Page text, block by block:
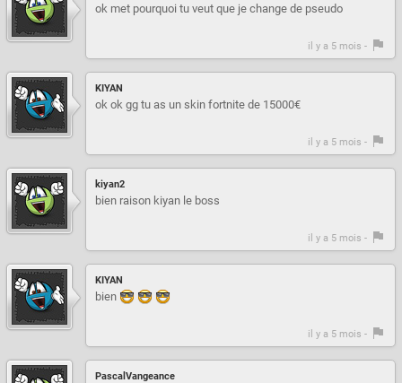
ok met pourquoi tu veut que je change de pseudo
il y a 5 mois -
KIYAN
ok ok gg tu as un skin fortnite de 15000€
il y a 5 mois -
kiyan2
bien raison kiyan le boss
il y a 5 mois -
KIYAN
bien
il y a 5 mois -
PascalVangeance